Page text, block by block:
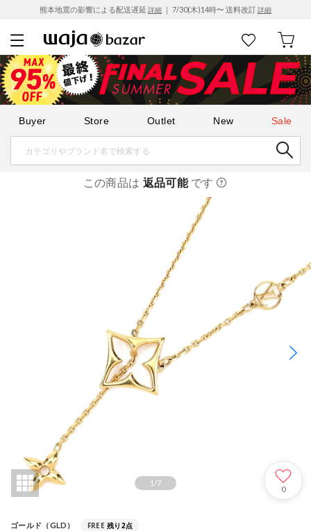
熊本地震の影響による配送遅延 詳細 ｜ 7/30(木)14時〜 送料改訂詳細
Buyer Store Outlet New Sale
この商品は 返品可能です
1 /7
0
ゴールド（GLD） FREE 残り2点